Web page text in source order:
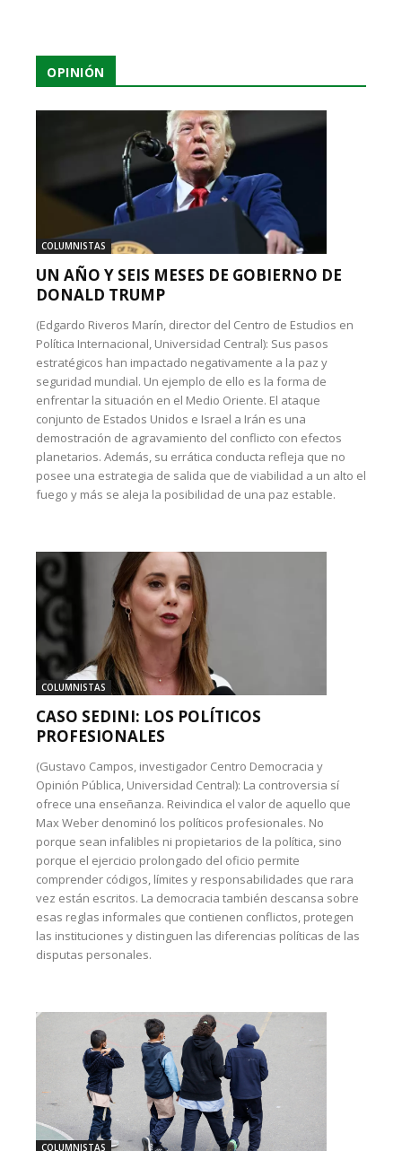
OPINIÓN
COLUMNISTAS
UN AÑO Y SEIS MESES DE GOBIERNO DE
DONALD TRUMP
(Edgardo Riveros Marín, director del Centro de Estudios en
Política Internacional, Universidad Central): Sus pasos
estratégicos han impactado negativamente a la paz y
seguridad mundial. Un ejemplo de ello es la forma de
enfrentar la situación en el Medio Oriente. El ataque
conjunto de Estados Unidos e Israel a Irán es una
demostración de agravamiento del conflicto con efectos
planetarios. Además, su errática conducta refleja que no
posee una estrategia de salida que de viabilidad a un alto el
fuego y más se aleja la posibilidad de una paz estable.
COLUMNISTAS
CASO SEDINI: LOS POLÍTICOS
PROFESIONALES
(Gustavo Campos, investigador Centro Democracia y
Opinión Pública, Universidad Central): La controversia sí
ofrece una enseñanza. Reivindica el valor de aquello que
Max Weber denominó los políticos profesionales. No
porque sean infalibles ni propietarios de la política, sino
porque el ejercicio prolongado del oficio permite
comprender códigos, límites y responsabilidades que rara
vez están escritos. La democracia también descansa sobre
esas reglas informales que contienen conflictos, protegen
las instituciones y distinguen las diferencias políticas de las
disputas personales.
COLUMNISTAS